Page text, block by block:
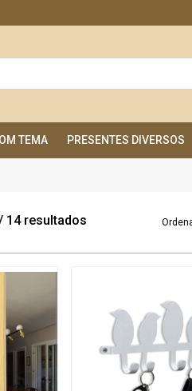
TEMA PRESENTES DIVERSOS
14 resultados